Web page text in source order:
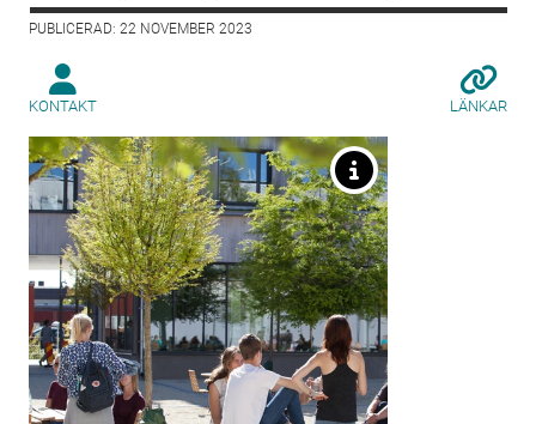
PUBLICERAD: 22 NOVEMBER 2023
KONTAKT LÄNKAR